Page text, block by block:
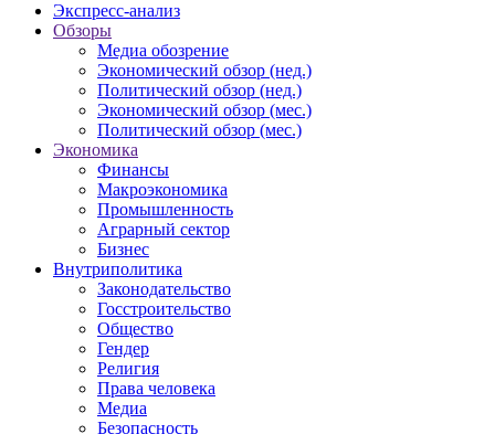
Экспресс-анализ
Обзоры
Медиа обозрение
Экономический обзор (нед.)
Политический обзор (нед.)
Экономический обзор (мес.)
Политический обзор (мес.)
Экономика
Финансы
Макроэкономика
Промышленность
Аграрный сектор
Бизнес
Внутриполитика
Законодательство
Госстроительство
Общество
Гендер
Религия
Права человека
Медиа
Безопасность